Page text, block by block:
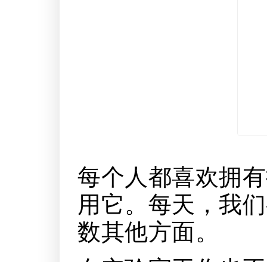
每个人都喜欢拥
用它。每天，我
数其他方面。